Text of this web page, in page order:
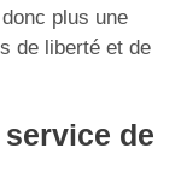
plus une
de liberté et de
de